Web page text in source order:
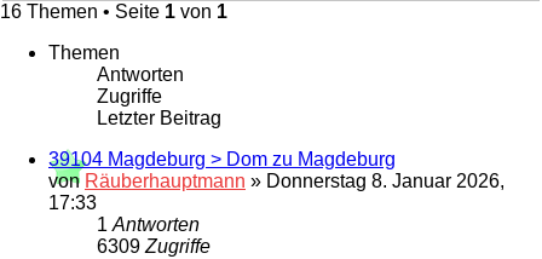
16 Themen • Seite 1 von 1
Themen
Antworten
Zugriffe
Letzter Beitrag
39104 Magdeburg > Dom zu Magdeburg
von Räuberhauptmann » Donnerstag 8. Januar 2026,
17:33
1 Antworten
6309 Zugriffe